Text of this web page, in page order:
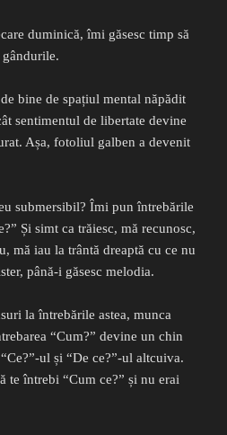
duminică, îmi găsesc timp să
bine de spațiul mental năpădit
sentimentul de libertate devine
Așa, fotoliul galben a devenit
submersibil? Îmi pun întrebările
Și simt ca trăiesc, mă recunosc,
mă iau la trântă dreaptă cu ce nu
până-i găsesc melodia.
la întrebările astea, munca
“Cum?” devine un chin
ul și “De ce?”-ul altcuiva.
te întrebi “Cum ce?” și nu erai